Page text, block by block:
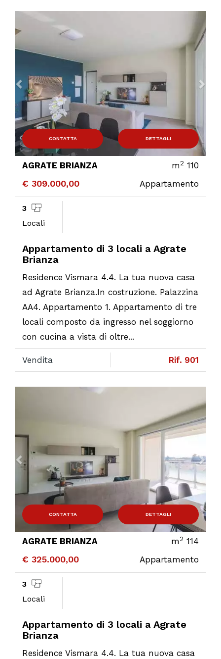
CONTATTA DETTAGLI
AGRATE BRIANZA m2 110
€ 309.000,00 Appartamento
3
Locali
Appartamento di 3 locali a Agrate
Brianza
Residence Vismara 4.4. La tua nuova casa
ad Agrate Brianza.In costruzione. Palazzina
AA4. Appartamento 1. Appartamento di tre
locali composto da ingresso nel soggiorno
con cucina a vista di oltre...
Vendita Rif. 901
CONTATTA DETTAGLI
AGRATE BRIANZA m2 114
€ 325.000,00 Appartamento
3
Locali
Appartamento di 3 locali a Agrate
Brianza
Residence Vismara 4.4. La tua nuova casa